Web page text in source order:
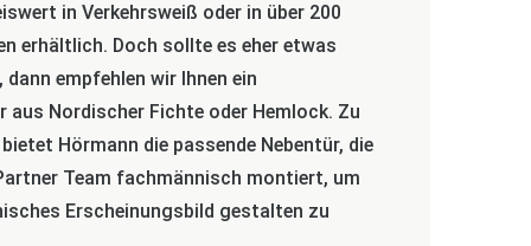
in Verkehrsweiß oder in über 200
erhältlich. Doch sollte es eher etwas
empfehlen wir Ihnen ein
Nordischer Fichte oder Hemlock. Zu
Hörmann die passende Nebentür, die
Team fachmännisch montiert, um
Erscheinungsbild gestalten zu